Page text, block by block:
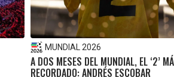
MUNDIAL 2026
A DOS MESES DEL MUNDIAL, EL ‘2’
RECORDADO: ANDRÉS ESCOBAR